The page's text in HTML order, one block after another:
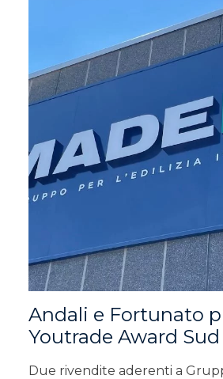
Andali e Fortunato
Youtrade Award Sud
Due rivendite aderenti a